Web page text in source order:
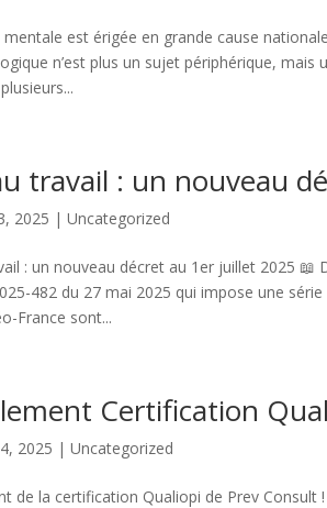
mentale est érigée en grande cause
n’est plus un sujet périphérique,
travail : un nouveau
2025 |Uncategorized
: un nouveau décret au 1er juillet 2025
482 du 27 mai 2025 qui impose une
France sont...
Certification
2025 |Uncategorized
de la certification Qualiopi de Prev Consult